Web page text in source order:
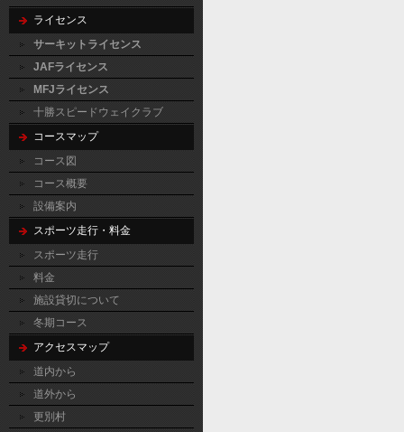
ライセンス
サーキットライセンス
JAFライセンス
MFJライセンス
十勝スピードウェイクラブ
コースマップ
コース図
コース概要
設備案内
スポーツ走行・料金
スポーツ走行
料金
施設貸切について
冬期コース
アクセスマップ
道内から
道外から
更別村